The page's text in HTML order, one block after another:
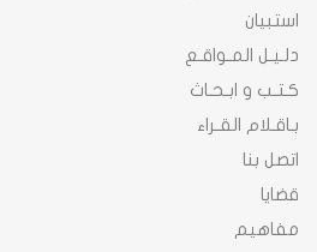
استبيان
دلـيـل المـواقـع
كـتـب و ابـحـاث
بـاقـلام القـراء
اتصل بنا
قضايا
مفاهيم